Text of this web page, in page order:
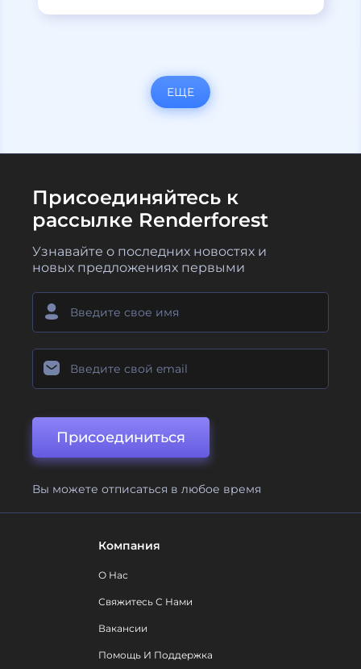
ЕЩЕ
Присоединяйтесь к
рассылке Renderforest
Узнавайте о последних новостях и
новых предложениях первыми
Присоединиться
Вы можете отписаться в любое время
Компания
О Нас
Свяжитесь С Нами
Вакансии
Помощь И Поддержка